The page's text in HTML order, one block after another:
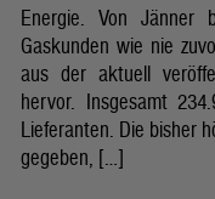
Energie. Von Jänner
Gaskunden wie nie
aus der aktuell
hervor. Insgesamt
Lieferanten. Die bisher
gegeben, […]